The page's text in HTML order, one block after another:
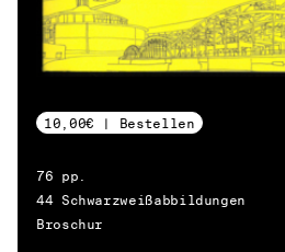
10,00€ | Bestellen
76 pp.
44 Schwarzweißabbildungen
Broschur